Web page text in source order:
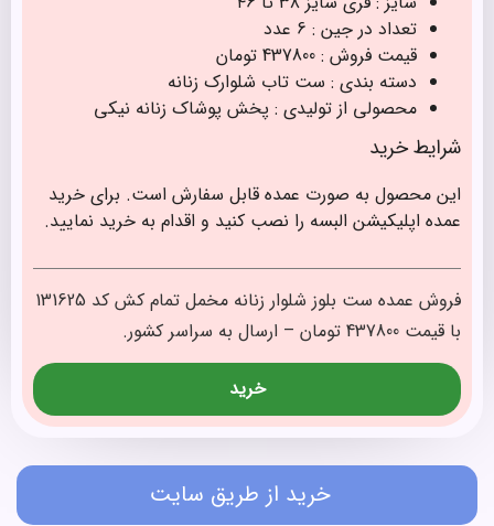
تعداد در جین : 6 عدد
قیمت فروش : 437800 تومان
دسته بندی : ست تاب شلوارک زنانه
محصولی از تولیدی : پخش پوشاک زنانه نیکی
شرایط خرید
این محصول به صورت عمده قابل سفارش است. برای خرید
عمده اپلیکیشن البسه را نصب کنید و اقدام به خرید نمایید.
فروش عمده ست بلوز شلوار زنانه مخمل تمام کش کد 131625
با قیمت 437800 تومان – ارسال به سراسر کشور.
خرید
خرید از طریق سایت